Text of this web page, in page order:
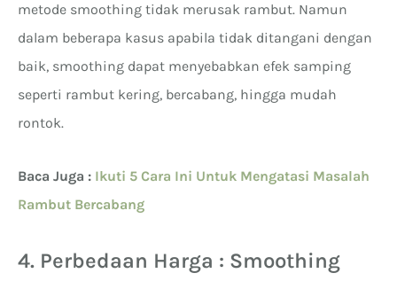
metode smoothing tidak merusak rambut. Namun
dalam beberapa kasus apabila tidak ditangani dengan
baik, smoothing dapat menyebabkan efek samping
seperti rambut kering, bercabang, hingga mudah
rontok.
Baca Juga : Ikuti 5 Cara Ini Untuk Mengatasi Masalah
Rambut Bercabang
4. Perbedaan Harga : Smoothing